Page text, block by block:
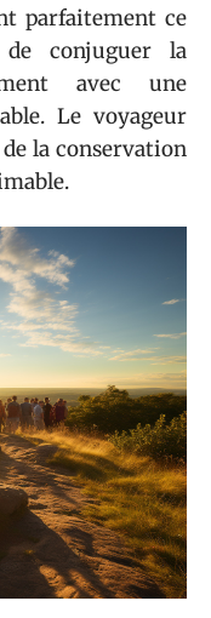
parfaitement ce
de conjuguer la
avec une
Le voyageur
la conservation